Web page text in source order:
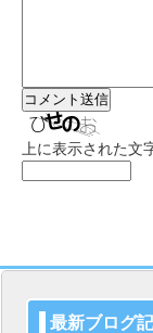
上に表示された文
最新ブログ